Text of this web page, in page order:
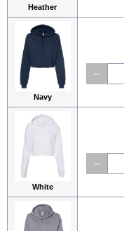
Heather
Navy
White